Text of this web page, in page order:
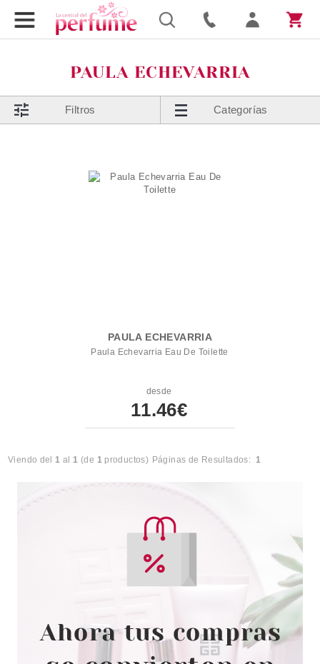
PAULA ECHEVARRIA
Filtros Categorías
PAULA ECHEVARRIA
Paula Echevarria Eau De Toilette
desde
11.46€
Viendo del1 al1 (de 1productos) Páginas de Resultados: 1